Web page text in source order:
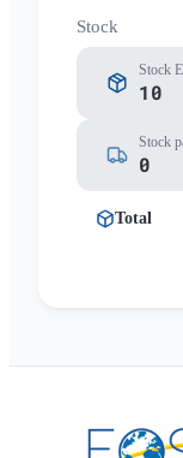
Stock
Stock
10
Stock
0
Total